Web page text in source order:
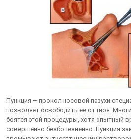
Пункция — прокол носовой пазухи
позволяет освободить её от гноя.
боятся этой процедуры, хотя опытный
совершенно безболезненно. Пункция